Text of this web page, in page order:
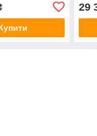
Замки -
механічний
Два
29